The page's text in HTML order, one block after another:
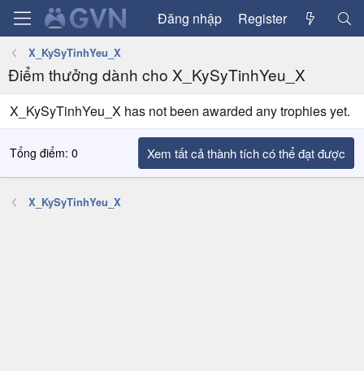
Đăng nhập Register
X_KySyTinhYeu_X
Điểm thưởng dành cho X_KySyTinhYeu_X
X_KySyTinhYeu_X has not been awarded any trophies yet.
Tổng điểm: 0 Xem tất cả thành tích có thể đạt được
X_KySyTinhYeu_X